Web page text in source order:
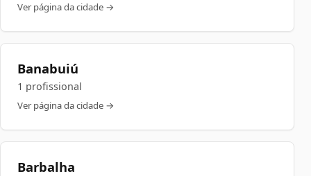
Ver página da cidade →
Banabuiú
1 profissional
Ver página da cidade →
Barbalha